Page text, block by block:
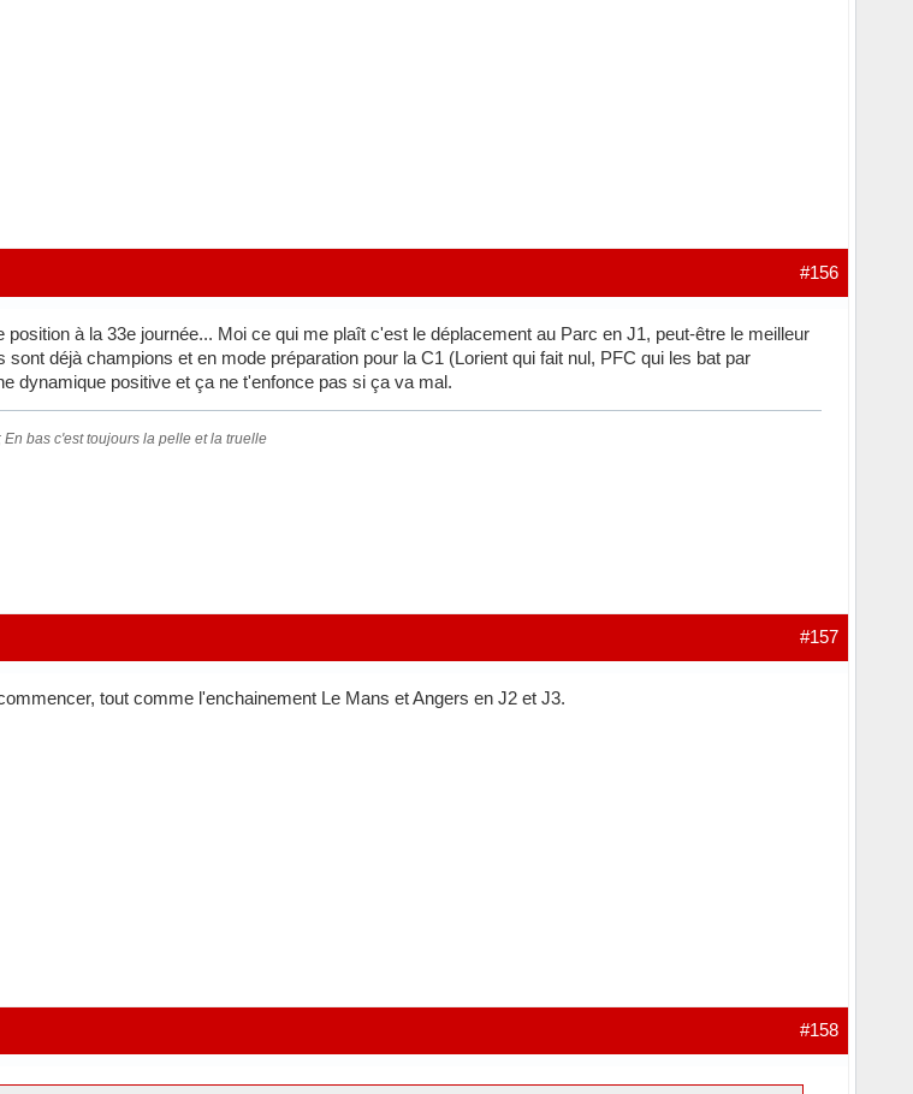
#156
à la 33e journée... Moi ce qui me plaît c'est le déplacement au Parc en J1, peut-être le meilleur
déjà champions et en mode préparation pour la C1 (Lorient qui fait nul, PFC qui les bat par
dynamique positive et ça ne t'enfonce pas si ça va mal.
bas c'est toujours la pelle et la truelle
#157
tout comme l'enchainement Le Mans et Angers en J2 et J3.
#158